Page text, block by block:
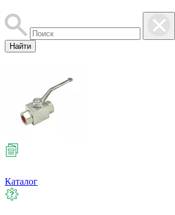
Найти
Каталог